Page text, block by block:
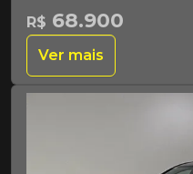
R$ 68.900
Ver mais